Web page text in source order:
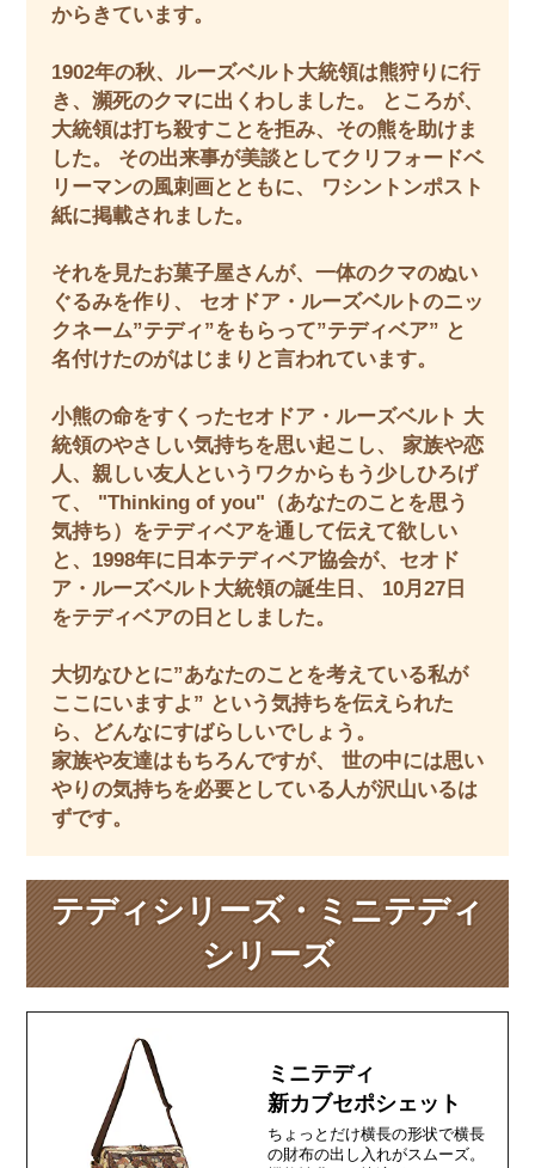
からきています。
1902年の秋、ルーズベルト大統領は熊狩りに行
き、瀕死のクマに出くわしました。 ところが、
大統領は打ち殺すことを拒み、その熊を助けま
した。 その出来事が美談としてクリフォードベ
リーマンの風刺画とともに、 ワシントンポスト
紙に掲載されました。
それを見たお菓子屋さんが、一体のクマのぬい
ぐるみを作り、 セオドア・ルーズベルトのニッ
クネーム”テディ”をもらって”テディベア” と
名付けたのがはじまりと言われています。
小熊の命をすくったセオドア・ルーズベルト 大
統領のやさしい気持ちを思い起こし、 家族や恋
人、親しい友人というワクからもう少しひろげ
て、 "Thinking of you"（あなたのことを思う
気持ち）をテディベアを通して伝えて欲しい
と、1998年に日本テディベア協会が、セオド
ア・ルーズベルト大統領の誕生日、 10月27日
をテディベアの日としました。
大切なひとに”あなたのことを考えている私が
ここにいますよ” という気持ちを伝えられた
ら、どんなにすばらしいでしょう。
家族や友達はもちろんですが、 世の中には思い
やりの気持ちを必要としている人が沢山いるは
ずです。
テディシリーズ・ミニテディ
シリーズ
ミニテディ
新カブセポシェット
ちょっとだけ横長の形状で横長
の財布の出し入れがスムーズ。